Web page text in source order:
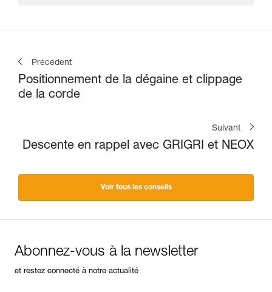
Précédent
Positionnement de la dégaine et clippage
de la corde
Suivant
Descente en rappel avec GRIGRI et NEOX
Voir tous les conseils
Abonnez-vous à la newsletter
et restez connecté à notre actualité